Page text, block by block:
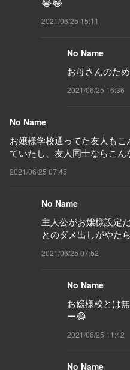
2021/06/25 15:11
No Name
お母さんのた
2021/06/25 16:36
No Name
お嬢様学校通ってた友人も
ていたし、友人同士ならこん
2021/06/25 07:45
No Name
主人公がお嬢様設定
とのダメ出しがやた
2021/06/25 07:52
No Name
お嬢様校とは
ー😂
2021/06/25 11:42
No Name